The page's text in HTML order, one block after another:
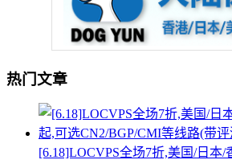
热门文章
[6.18]LOCVPS全场7折,美国/日本/